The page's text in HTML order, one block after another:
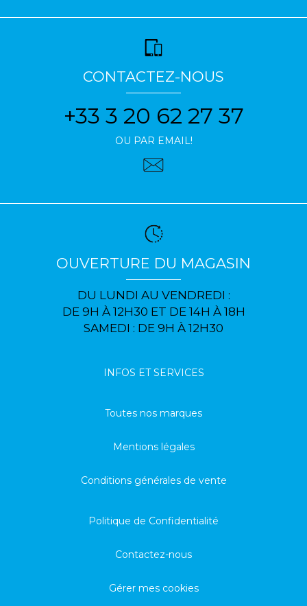
CONTACTEZ-NOUS
+33 3 20 62 27 37
OU PAR EMAIL!
OUVERTURE DU MAGASIN
DU LUNDI AU VENDREDI :
DE 9H À 12H30 ET DE 14H À 18H
SAMEDI : DE 9H À 12H30
INFOS ET SERVICES
Toutes nos marques
Mentions légales
Conditions générales de vente
Politique de Confidentialité
Contactez-nous
Gérer mes cookies